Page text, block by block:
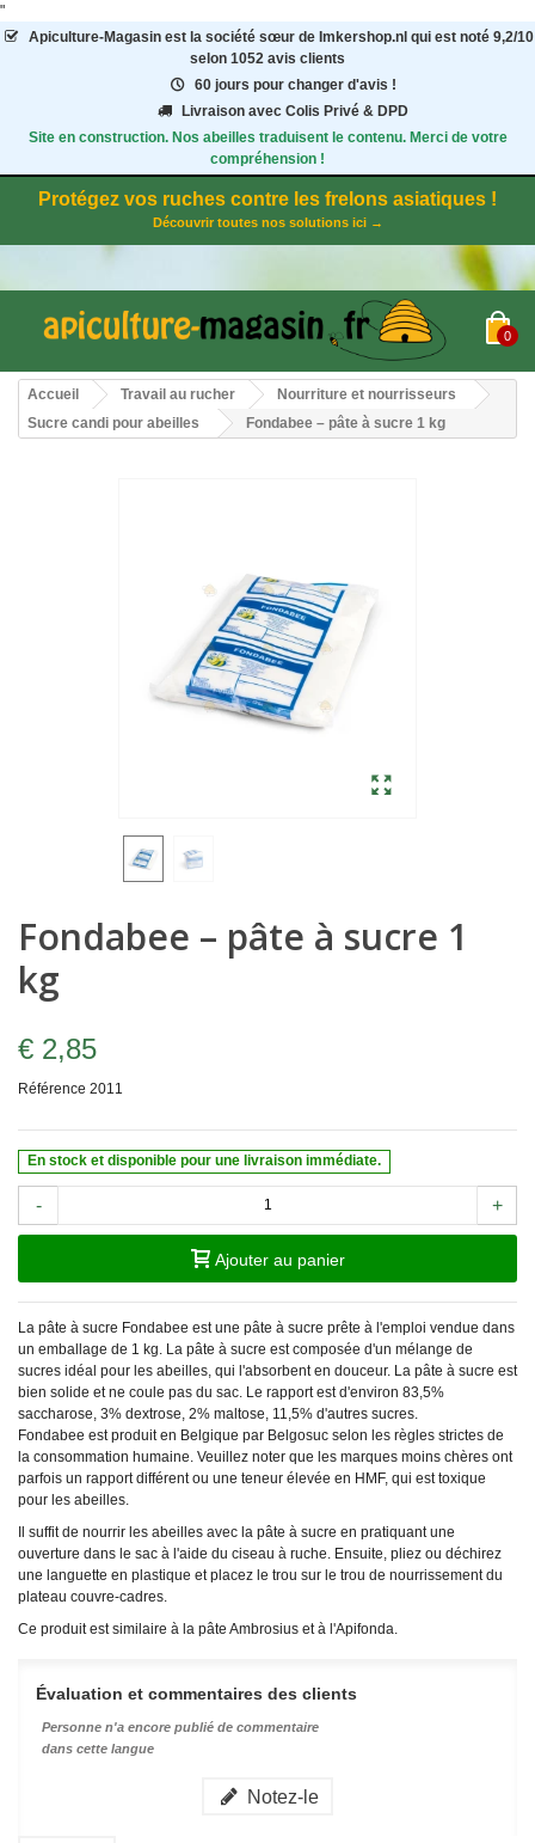
"
Apiculture-Magasinest la société sœur de Imkershop.nl qui est noté 9,2/10
selon 1052 avis clients
60 jours pour changer d'avis !
Livraison avec Colis Privé & DPD
Site en construction. Nos abeilles traduisent le contenu. Merci de votre
compréhension !
Protégez vos ruches contre les frelons asiatiques !
Découvrir toutes nos solutions ici →
0
Accueil Travail au rucher
Nourriture et nourrisseurs
Sucre candi pour abeilles
Fondabee – pâte à sucre 1 kg
Fondabee – pâte à sucre 1
kg
€ 2,85
Référence 2011
En stock et disponible pour une livraison immédiate.
- +
Ajouter au panier
La pâte à sucre Fondabee est une pâte à sucre prête à l'emploi vendue dans
un emballage de 1 kg. La pâte à sucre est composée d'un mélange de
sucres idéal pour les abeilles, qui l'absorbent en douceur. La pâte à sucre est
bien solide et ne coule pas du sac. Le rapport est d'environ 83,5%
saccharose, 3% dextrose, 2% maltose, 11,5% d'autres sucres.
Fondabee est produit en Belgique par Belgosuc selon les règles strictes de
la consommation humaine. Veuillez noter que les marques moins chères ont
parfois un rapport différent ou une teneur élevée en HMF, qui est toxique
pour les abeilles.
Il suffit de nourrir les abeilles avec la pâte à sucre en pratiquant une
ouverture dans le sac à l'aide du ciseau à ruche. Ensuite, pliez ou déchirez
une languette en plastique et placez le trou sur le trou de nourrissement du
plateau couvre-cadres.
Ce produit est similaire à la pâte Ambrosius et à l'Apifonda.
Évaluation et commentaires des clients
Personne n'a encore publié de commentaire
dans cette langue
Notez-le